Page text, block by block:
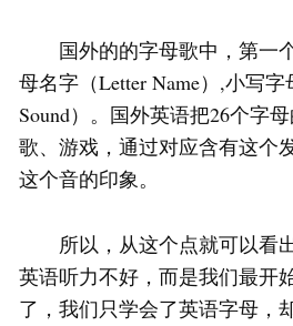
国外的的字母歌中，第一
母名字（Letter Name）,小写
Sound）。国外英语把26个字
歌、游戏，通过对应含有这个
这个音的印象。
所以，从这个点就可以看
英语听力不好，而是我们最开
了，我们只学会了英语字母，